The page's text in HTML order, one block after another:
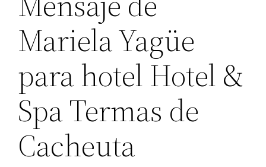
Mariela Yagüe
para hotel Hotel &
Spa Termas de
Cacheuta